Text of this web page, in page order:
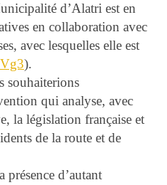
d’Alatri est en
en collaboration avec
avec lesquelles elle est
).
souhaiterions
qui analyse, avec
la législation française et
de la route et de
présence d’autant